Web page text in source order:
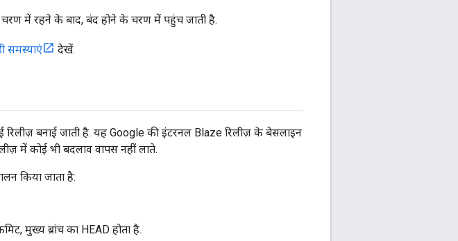
में रहने के बाद, बंद होने के चरण में पहुंच जाती है.
समस्याएं देखें.
रिलीज़ बनाई जाती है. यह Google की इंटरनल Blaze रिलीज़ के बेसलाइन
में कोई भी बदलाव वापस नहीं लाते.
किया जाता है:
मुख्य ब्रांच का HEAD होता है.